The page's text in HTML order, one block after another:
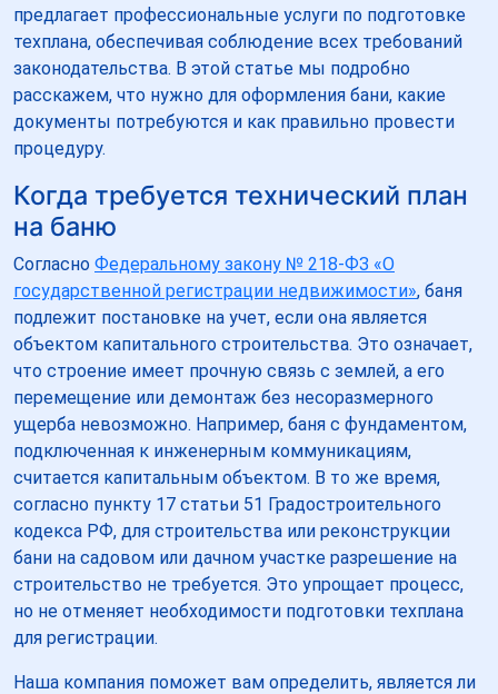
предлагает профессиональные услуги по подготовке
техплана, обеспечивая соблюдение всех требований
законодательства. В этой статье мы подробно
расскажем, что нужно для оформления бани, какие
документы потребуются и как правильно провести
процедуру.
Когда требуется технический план
на баню
Согласно Федеральному закону № 218-ФЗ «О
государственной регистрации недвижимости», баня
подлежит постановке на учет, если она является
объектом капитального строительства. Это означает,
что строение имеет прочную связь с землей, а его
перемещение или демонтаж без несоразмерного
ущерба невозможно. Например, баня с фундаментом,
подключенная к инженерным коммуникациям,
считается капитальным объектом. В то же время,
согласно пункту 17 статьи 51 Градостроительного
кодекса РФ, для строительства или реконструкции
бани на садовом или дачном участке разрешение на
строительство не требуется. Это упрощает процесс,
но не отменяет необходимости подготовки техплана
для регистрации.
Наша компания поможет вам определить, является ли